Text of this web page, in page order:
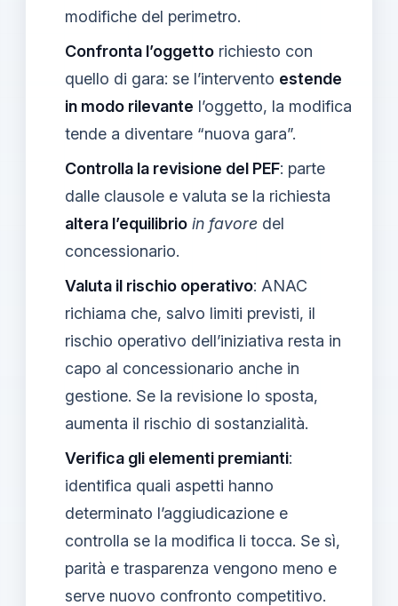
modifiche del perimetro.
Confronta l’oggetto richiesto con
quello di gara: se l’intervento estende
in modo rilevante l’oggetto, la modifica
tende a diventare “nuova gara”.
Controlla la revisione del PEF: parte
dalle clausole e valuta se la richiesta
altera l’equilibrio in favore del
concessionario.
Valuta il rischio operativo: ANAC
richiama che, salvo limiti previsti, il
rischio operativo dell’iniziativa resta in
capo al concessionario anche in
gestione. Se la revisione lo sposta,
aumenta il rischio di sostanzialità.
Verifica gli elementi premianti:
identifica quali aspetti hanno
determinato l’aggiudicazione e
controlla se la modifica li tocca. Se sì,
parità e trasparenza vengono meno e
serve nuovo confronto competitivo.